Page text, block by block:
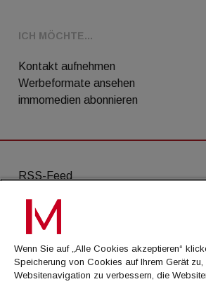
ICH MÖCHTE...
Kontakt aufnehmen
Werbeformate ansehen
immomedien abonnieren
RSS-Feed
AGB
Datenschutz
Kontakt
Impressum
Wenn Sie auf „Alle Cookies akzeptieren“
Speicherung von Cookies auf Ihrem Gerät zu,
Websitenavigation zu verbessern, die